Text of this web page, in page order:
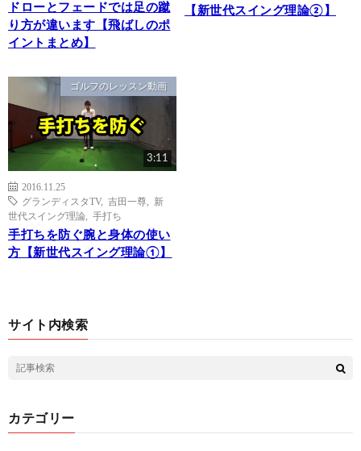
ドローとフェードでは足の蹴
り方が違います【飛ばしのポ
イントまとめ】
【新世代スイング理論②】
ゴルフのレッスン動画
3:11
2016.11.25
グランディスタTV, 吉田一尊
新
世代スイング理論
手打ち
手打ちを防ぐ腕と身体の使い
方【新世代スイング理論①】
サイト内検索
カテゴリー